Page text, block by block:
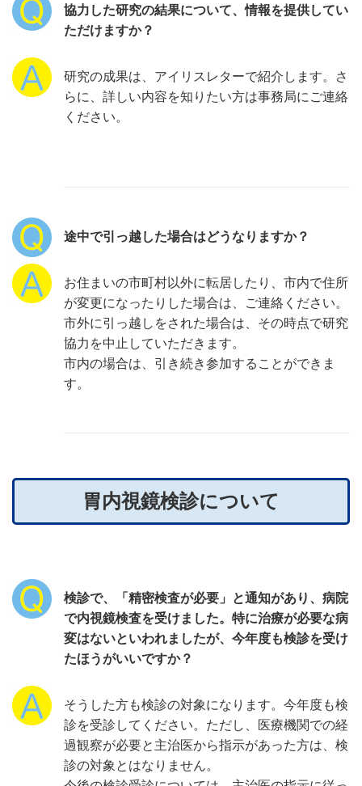
協力した研究の結果について、情報を提供してい
ただけますか？
研究の成果は、アイリスレターで紹介します。さ
らに、詳しい内容を知りたい方は事務局にご連絡
ください。
途中で引っ越した場合はどうなりますか？
お住まいの市町村以外に転居したり、市内で住所
が変更になったりした場合は、ご連絡ください。
市外に引っ越しをされた場合は、その時点で研究
協力を中止していただきます。
市内の場合は、引き続き参加することができま
す。
胃内視鏡検診について
検診で、「精密検査が必要」と通知があり、病院
で内視鏡検査を受けました。特に治療が必要な病
変はないといわれましたが、今年度も検診を受け
たほうがいいですか？
そうした方も検診の対象になります。今年度も検
診を受診してください。ただし、医療機関での経
過観察が必要と主治医から指示があった方は、検
診の対象とはなりません。